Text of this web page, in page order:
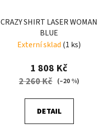
CRAZY SHIRT LASER WOMAN
BLUE
Externí sklad (1 ks)
1 808 Kč
2 260 Kč (–20 %)
DETAIL